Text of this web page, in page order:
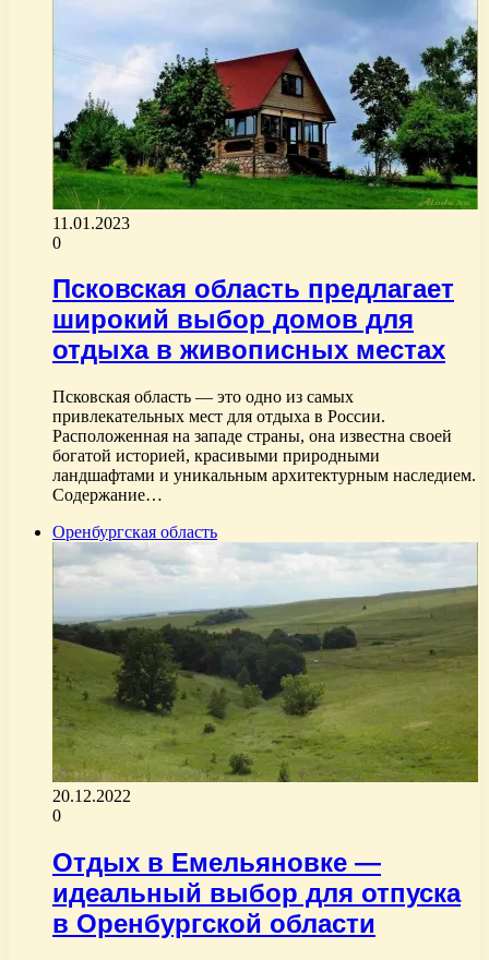
11.01.2023
0
Псковская область предлагает
широкий выбор домов для
отдыха в живописных местах
Псковская область — это одно из самых
привлекательных мест для отдыха в России.
Расположенная на западе страны, она известна своей
богатой историей, красивыми природными
ландшафтами и уникальным архитектурным наследием.
Содержание…
Оренбургская область
20.12.2022
0
Отдых в Емельяновке —
идеальный выбор для отпуска
в Оренбургской области